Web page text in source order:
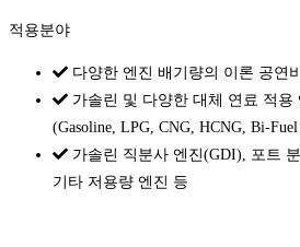
적용분야
다양한 엔진 배기량의 이론 공연
가솔린 및 다양한 대체 연료 적용
(Gasoline, LPG, CNG, HCNG, Bi-Fuel
가솔린 직분사 엔진(GDI), 포트
기타 저용량 엔진 등